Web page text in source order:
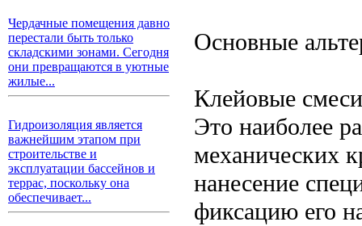
Чердачные помещения давно
перестали быть только
складскими зонами. Сегодня
они превращаются в уютные
жилые...
Гидроизоляция является
важнейшим этапом при
строительстве и
эксплуатации бассейнов и
террас, поскольку она
обеспечивает...
Основные
Клейовые
Это наиболее
механических
нанесение
фиксацию его